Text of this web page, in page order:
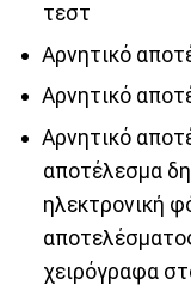
τεστ
Αρνητικό
Αρνητικό
Αρνητικό
αποτέλεσμα
ηλεκτρονική
χειρόγραφα